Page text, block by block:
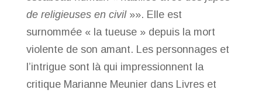
de religieuses en civil»». Elle est
surnommée « la tueuse » depuis la mort
violente de son amant. Les personnages et
l’intrigue sont là qui impressionnent la
critique Marianne Meunier dans Livres et